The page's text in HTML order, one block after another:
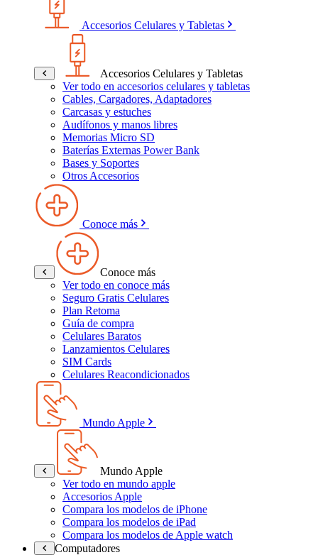
Accesorios Celulares y Tabletas
Accesorios Celulares y Tabletas
Ver todo en accesorios celulares y tabletas
Cables, Cargadores, Adaptadores
Carcasas y estuches
Audífonos y manos libres
Memorias Micro SD
Baterías Externas Power Bank
Bases y Soportes
Otros Accesorios
Conoce más
Conoce más
Ver todo en conoce más
Seguro Gratis Celulares
Plan Retoma
Guía de compra
Celulares Baratos
Lanzamientos Celulares
SIM Cards
Celulares Reacondicionados
Mundo Apple
Mundo Apple
Ver todo en mundo apple
Accesorios Apple
Compara los modelos de iPhone
Compara los modelos de iPad
Compara los modelos de Apple watch
Computadores